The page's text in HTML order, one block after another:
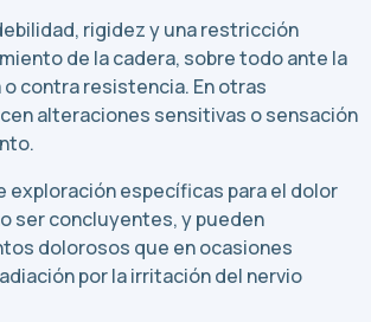
rigidez y una restricción
de la cadera, sobre todo ante la
contra resistencia. En otras
alteraciones sensitivas o sensación
exploración específicas para el dolor
ser concluyentes, y pueden
dolorosos que en ocasiones
por la irritación del nervio